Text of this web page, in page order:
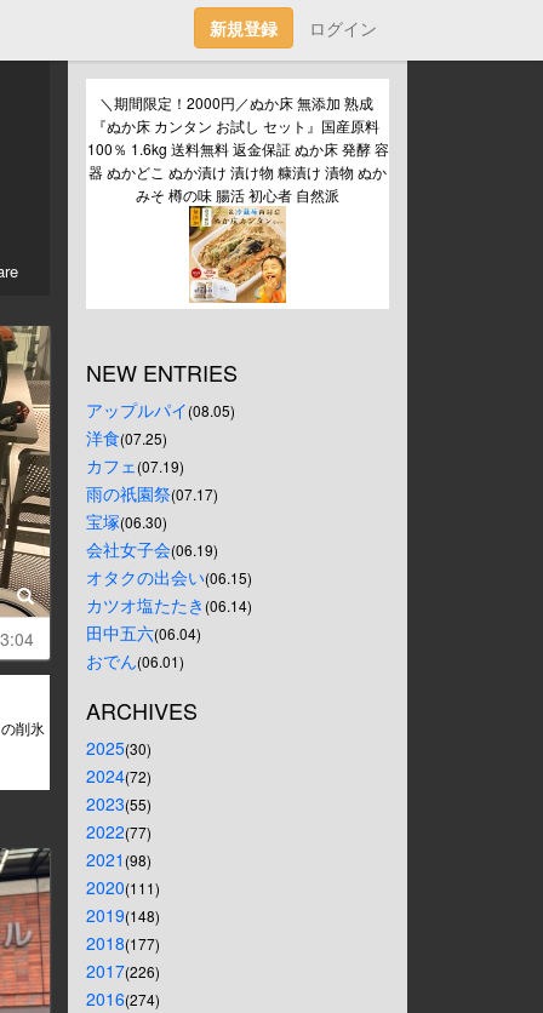
新規登録 ログイン
削氷
＼期間限定！2000円／ぬか床 無添加 熟成
『ぬか床 カンタン お試し セット』国産原料
100％ 1.6kg 送料無料 返金保証 ぬか床 発酵 容
器 ぬかどこ ぬか漬け 漬け物 糠漬け 漬物 ぬか
みそ 樽の味 腸活 初心者 自然派
NEW ENTRIES
アップルパイ(08.05)
洋食(07.25)
カフェ(07.19)
雨の祇園祭(07.17)
宝塚(06.30)
会社女子会(06.19)
オタクの出会い(06.15)
カツオ塩たたき (06.14)
田中五六(06.04)
おでん(06.01)
ARCHIVES
2025(30)
2024(72)
2023(55)
2022(77)
2021 (98)
2020(111)
2019(148)
2018(177)
2017(226)
2016(274)